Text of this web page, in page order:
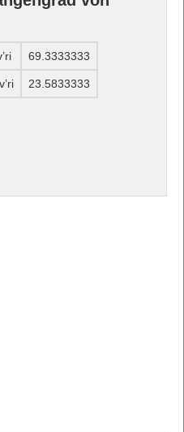
69.3333333
23.5833333